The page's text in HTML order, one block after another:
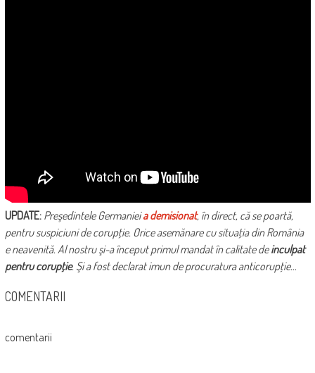
UPDATE: Preşedintele Germanieia demisionat, în direct, că se poartă,
pentru suspiciuni de corupţie. Orice asemănare cu situaţia din România
e neavenită. Al nostru şi-a început primul mandat în calitate deinculpat
pentru corupţie. Şi a fost declarat imun de procuratura anticorupţie…
COMENTARII
comentarii